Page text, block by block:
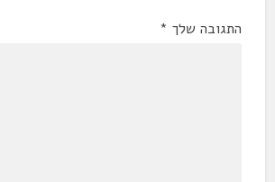
התגובה שלך *